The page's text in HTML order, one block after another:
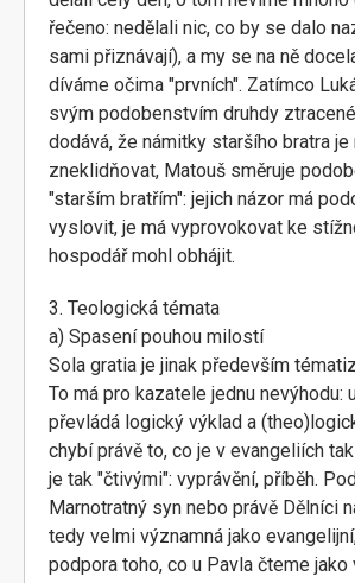
řečeno: nedělali nic, co by se dalo
sami přiznávají), a my se na ně
díváme očima "prvních". Zatímco
svým podobenstvím druhdy
dodává, že námitky staršího bratra
zneklidňovat, Matouš směruje
"starším bratřím": jejich názor má
vyslovit, je má vyprovokovat ke
hospodář mohl obhájit.
3. Teologická témata
a) Spasení pouhou milostí
Sola gratia je jinak především
To má pro kazatele jednu nevýhodu:
převládá logický výklad a
chybí právě to, co je v evangeliích
je tak "čtivými": vyprávění, příběh.
Marnotratný syn nebo právě Dělníci
tedy velmi významná jako
podpora toho, co u Pavla čteme jako